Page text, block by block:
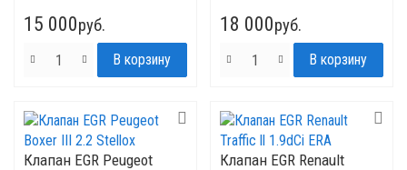
15 000руб. 18 000руб.
Клапан EGR Peugeot
Клапан EGR Renault